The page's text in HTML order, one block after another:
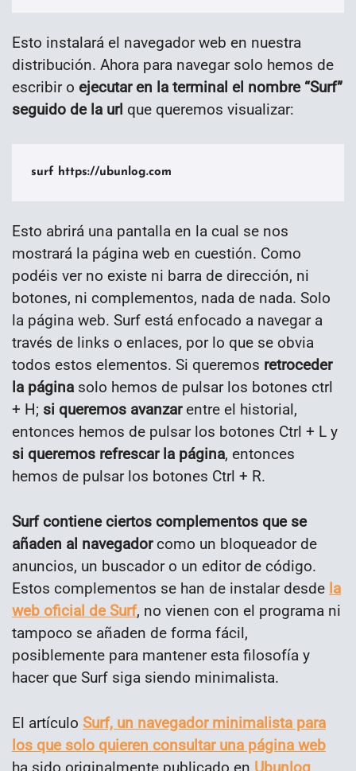
Esto instalará el navegador web en nuestra
distribución. Ahora para navegar solo hemos de
escribir o ejecutar en la terminal el nombre “Surf”
seguido de la url que queremos visualizar:
surf https://ubunlog.com
Esto abrirá una pantalla en la cual se nos
mostrará la página web en cuestión. Como
podéis ver no existe ni barra de dirección, ni
botones, ni complementos, nada de nada. Solo
la página web. Surf está enfocado a navegar a
través de links o enlaces, por lo que se obvia
todos estos elementos. Si queremos retroceder
la página solo hemos de pulsar los botones ctrl
+ H; si queremos avanzarentre el historial,
entonces hemos de pulsar los botones Ctrl + L y
si queremos refrescar la página, entonces
hemos de pulsar los botones Ctrl + R.
Surf contiene ciertos complementos que se
añaden al navegadorcomo un bloqueador de
anuncios, un buscador o un editor de código.
Estos complementos se han de instalar desde la
web oficial de Surf, no vienen con el programa ni
tampoco se añaden de forma fácil,
posiblemente para mantener esta filosofía y
hacer que Surf siga siendo minimalista.
El artículo Surf, un navegador minimalista para
los que solo quieren consultar una página web
ha sido originalmente publicado en Ubunlog